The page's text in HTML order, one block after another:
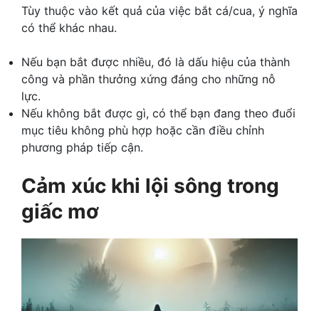
Tùy thuộc vào kết quả của việc bắt cá/cua, ý nghĩa
có thể khác nhau.
Nếu bạn bắt được nhiều, đó là dấu hiệu của thành
công và phần thưởng xứng đáng cho những nỗ
lực.
Nếu không bắt được gì, có thể bạn đang theo đuổi
mục tiêu không phù hợp hoặc cần điều chỉnh
phương pháp tiếp cận.
Cảm xúc khi lội sông trong
giấc mơ